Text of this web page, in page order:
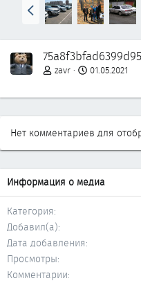
Н
а
а
д
zavr 01.05.2021
Нет комментариев для
Информация о медиа
Категория
Добавил(а)
Дата добавления
Просмотры
Комментарии